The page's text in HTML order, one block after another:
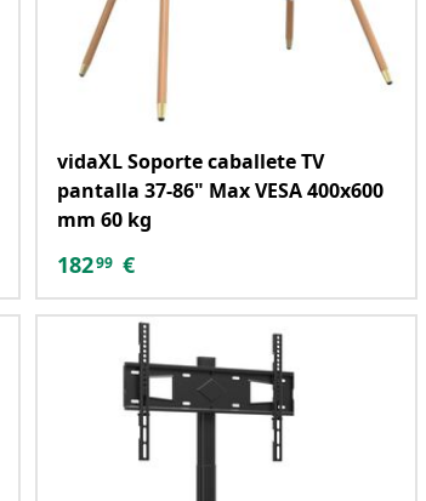
vidaXL Soporte caballete TV
pantalla 37-86" Max VESA 400x600
mm 60 kg
18299 €